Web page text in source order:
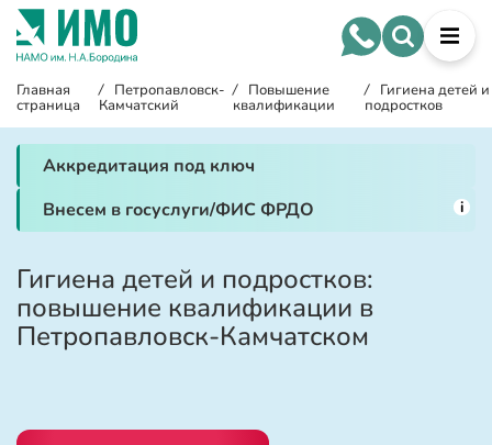
Главная
страница
/ Петропавловск-
Камчатский
/ Повышение
квалификации
/ Гигиена детей и
подростков
Аккредитация под ключ
Внесем в госуслуги/ФИС ФРДО
i
Гигиена детей и подростков:
повышение квалификации в
Петропавловск-Камчатском